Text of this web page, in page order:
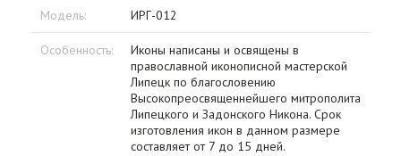
Модель: ИРГ-012
Особенность:
Иконы написаны и освящены в
православной иконописной мастерской
Липецк по благословению
Высокопреосвященнейшего митрополита
Липецкого и Задонского Никона. Срок
изготовления икон в данном размере
составляет от 7 до 15 дней.